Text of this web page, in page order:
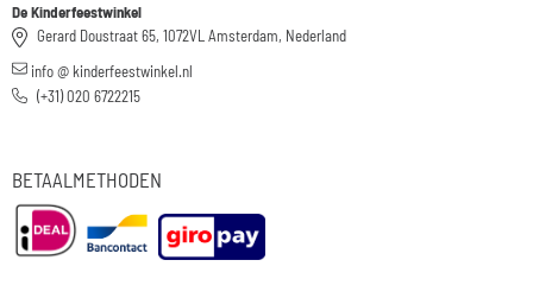
De Kinderfeestwinkel
Gerard Doustraat 65, 1072VL Amsterdam, Nederland
info @ kinderfeestwinkel.nl
(+31) 020 6722215
BETAALMETHODEN